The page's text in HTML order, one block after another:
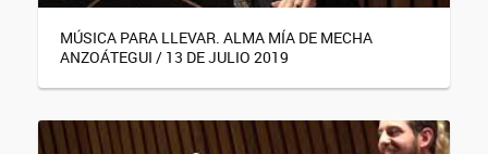
MÚSICA PARA LLEVAR. ALMA MÍA DE MECHA
ANZOÁTEGUI / 13 DE JULIO 2019